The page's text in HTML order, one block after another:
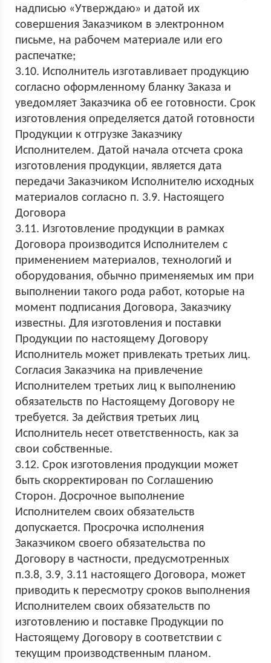
надписью «Утверждаю» и датой их
совершения Заказчиком в электронном
письме, на рабочем материале или его
распечатке;
3.10. Исполнитель изготавливает продукцию
согласно оформленному бланку Заказа и
уведомляет Заказчика об ее готовности. Срок
изготовления определяется датой готовности
Продукции к отгрузке Заказчику
Исполнителем. Датой начала отсчета срока
изготовления продукции, является дата
передачи Заказчиком Исполнителю исходных
материалов согласно п. 3.9. Настоящего
Договора
3.11. Изготовление продукции в рамках
Договора производится Исполнителем с
применением материалов, технологий и
оборудования, обычно применяемых им при
выполнении такого рода работ, которые на
момент подписания Договора, Заказчику
известны. Для изготовления и поставки
Продукции по настоящему Договору
Исполнитель может привлекать третьих лиц.
Согласия Заказчика на привлечение
Исполнителем третьих лиц к выполнению
обязательств по Настоящему Договору не
требуется. За действия третьих лиц
Исполнитель несет ответственность, как за
свои собственные.
3.12. Срок изготовления продукции может
быть скорректирован по Соглашению
Сторон. Досрочное выполнение
Исполнителем своих обязательств
допускается. Просрочка исполнения
Заказчиком своего обязательства по
Договору в частности, предусмотренных
п.3.8, 3.9, 3.11 настоящего Договора, может
приводить к пересмотру сроков выполнения
Исполнителем своих обязательств по
изготовлению и поставке Продукции по
Настоящему Договору в соответствии с
текущим производственным планом.